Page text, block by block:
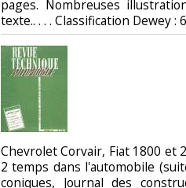
pages. Nombreuses
texte.. . . . Classification Dewey :
‎Chevrolet Corvair, Fiat 1800 et
2 temps dans l'automobile
coniques, Journal des